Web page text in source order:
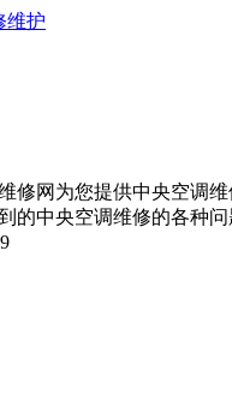
修网为您提供中央空调维
的中央空调维修的各种